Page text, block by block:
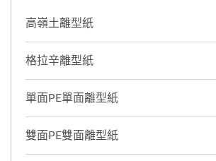
高嶺土離型紙
格拉辛離型紙
單面PE單面離型紙
雙面PE雙面離型紙